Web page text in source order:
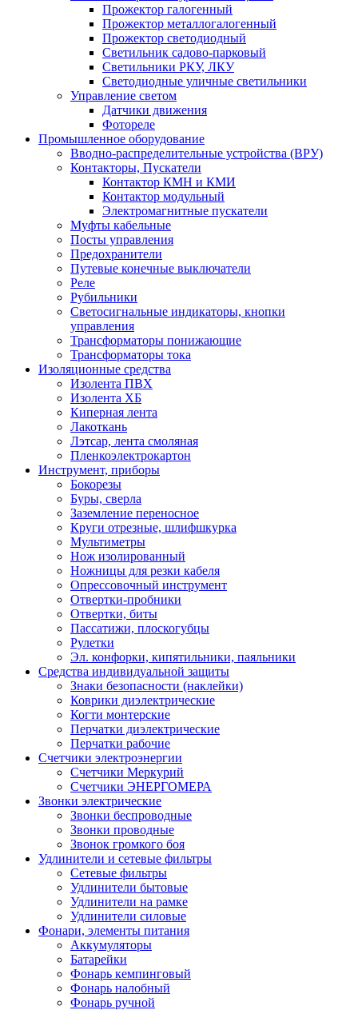
Прожектор галогенный
Прожектор металлогалогенный
Прожектор светодиодный
Светильник садово-парковый
Светильники РКУ, ЛКУ
Светодиодные уличные светильники
Управление светом
Датчики движения
Фотореле
Промышленное оборудование
Вводно-распределительные устройства (ВРУ)
Контакторы, Пускатели
Контактор КМН и КМИ
Контактор модульный
Электромагнитные пускатели
Муфты кабельные
Посты управления
Предохранители
Путевые конечные выключатели
Реле
Рубильники
Светосигнальные индикаторы, кнопки
управления
Трансформаторы понижающие
Трансформаторы тока
Изоляционные средства
Изолента ПВХ
Изолента ХБ
Киперная лента
Лакоткань
Лэтсар, лента смоляная
Пленкоэлектрокартон
Инструмент, приборы
Бокорезы
Буры, сверла
Заземление переносное
Круги отрезные, шлифшкурка
Мультиметры
Нож изолированный
Ножницы для резки кабеля
Опрессовочный инструмент
Отвертки-пробники
Отвертки, биты
Пассатижи, плоскогубцы
Рулетки
Эл. конфорки, кипятильники, паяльники
Средства индивидуальной защиты
Знаки безопасности (наклейки)
Коврики диэлектрические
Когти монтерские
Перчатки диэлектрические
Перчатки рабочие
Счетчики электроэнергии
Счетчики Меркурий
Счетчики ЭНЕРГОМЕРА
Звонки электрические
Звонки беспроводные
Звонки проводные
Звонок громкого боя
Удлинители и сетевые фильтры
Сетевые фильтры
Удлинители бытовые
Удлинители на рамке
Удлинители силовые
Фонари, элементы питания
Аккумуляторы
Батарейки
Фонарь кемпинговый
Фонарь налобный
Фонарь ручной